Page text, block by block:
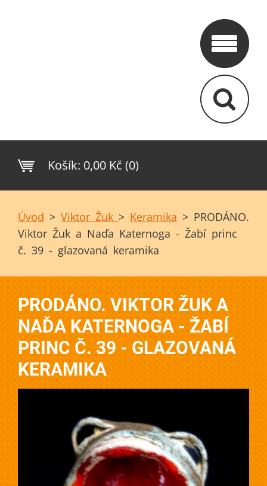
Košík: 0,00 Kč (0)
Úvod > Viktor Žuk > Keramika > PRODÁNO.
Viktor Žuk a Naďa Katernoga - Žabí princ
č. 39 - glazovaná keramika
PRODÁNO. VIKTOR ŽUK A
NAĎA KATERNOGA - ŽABÍ
PRINC Č. 39 - GLAZOVANÁ
KERAMIKA